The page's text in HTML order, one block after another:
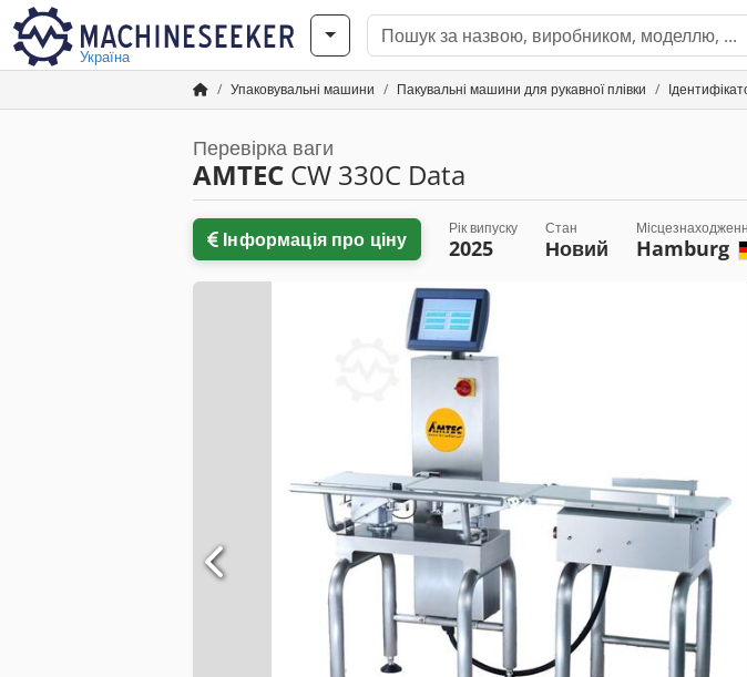
Україна
Упаковувальні машини Пакувальні машини для рукавної плівки
Перевірка ваги
AMTEC CW 330C Data
Інформація про ціну Рік випуску
2025
Стан
Новий Hamburg